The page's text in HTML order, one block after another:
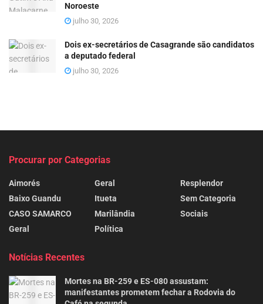
Noroeste
julho 30, 2026
Dois ex-secretários de Casagrande são candidatos
a deputado federal
julho 30, 2026
Procurar por Categorias
Aimorés
Baixo Guandu
CASO SAMARCO
Geral
Geral
Itueta
Marilândia
Política
Resplendor
Sem Categoria
Sociais
Notícias Recentes
Mortes na BR-259 e ES-080 assustam:
manifestantes prometem fechar a Rodovia do